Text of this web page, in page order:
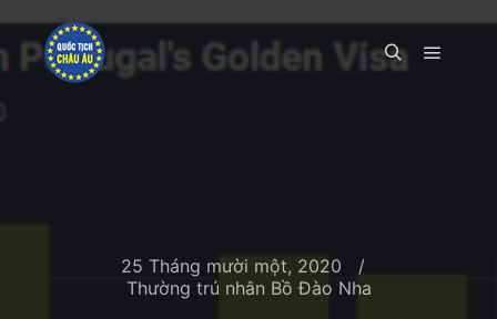
25 Tháng mười một, 2020
Thường trú nhân Bồ Đào Nha